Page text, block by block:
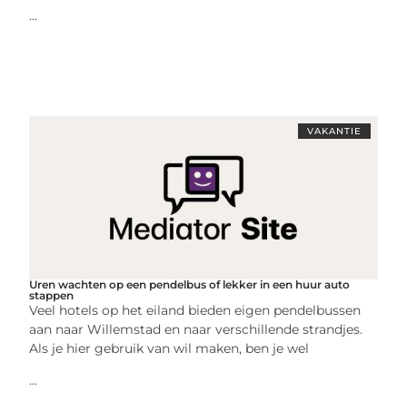
...
VAKANTIE
Uren wachten op een pendelbus of lekker in een huur auto
stappen
Veel hotels op het eiland bieden eigen pendelbussen
aan naar Willemstad en naar verschillende strandjes.
Als je hier gebruik van wil maken, ben je wel
...